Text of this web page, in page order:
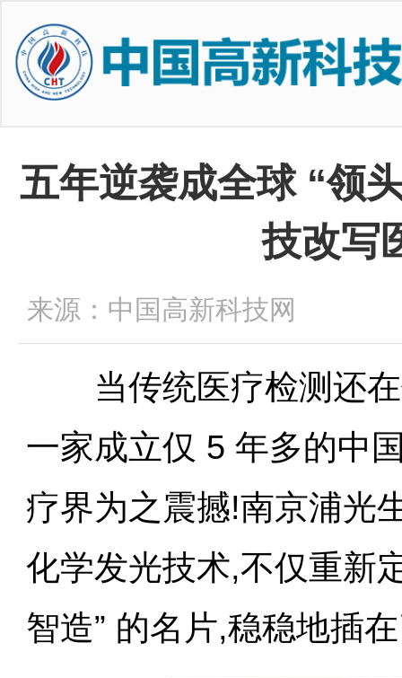
五年逆袭成全球 “领
技改写
来源：中国高新科技网
当传统医疗检测还在
一家成立仅 5 年多的中
疗界为之震撼!南京浦光
化学发光技术,不仅重新
智造” 的名片,稳稳地插